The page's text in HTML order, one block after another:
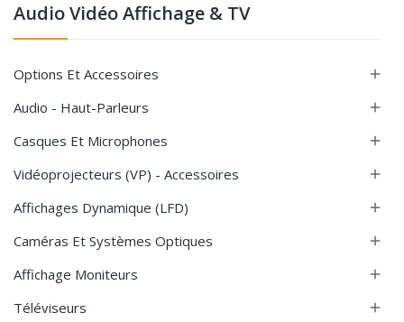
Audio Vidéo Affichage & TV
Options Et Accessoires 
Audio - Haut-Parleurs 
Casques Et Microphones 
Vidéoprojecteurs (VP) - Accessoires 
Affichages Dynamique (LFD) 
Caméras Et Systèmes Optiques 
Affichage Moniteurs 
Téléviseurs 